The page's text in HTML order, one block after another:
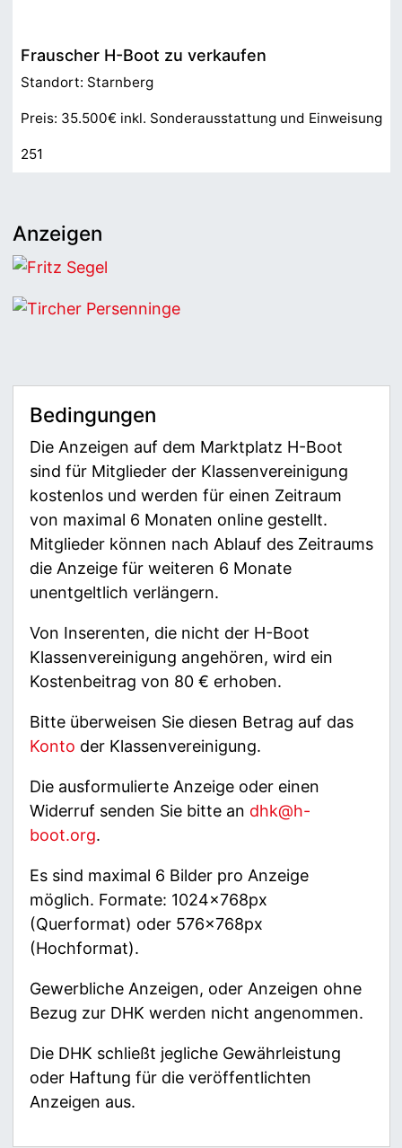
Frauscher H-Boot zu verkaufen
Standort: Starnberg
Preis: 35.500€ inkl. Sonderausstattung und Einweisung
251
Anzeigen
Bedingungen
Die Anzeigen auf dem Marktplatz H-Boot
sind für Mitglieder der Klassenvereinigung
kostenlos und werden für einen Zeitraum
von maximal 6 Monaten online gestellt.
Mitglieder können nach Ablauf des Zeitraums
die Anzeige für weiteren 6 Monate
unentgeltlich verlängern.
Von Inserenten, die nicht der H-Boot
Klassenvereinigung angehören, wird ein
Kostenbeitrag von 80 € erhoben.
Bitte überweisen Sie diesen Betrag auf das
Konto der Klassenvereinigung.
Die ausformulierte Anzeige oder einen
Widerruf senden Sie bitte an dhk@h-
boot.org.
Es sind maximal 6 Bilder pro Anzeige
möglich. Formate: 1024x768px
(Querformat) oder 576x768px
(Hochformat).
Gewerbliche Anzeigen, oder Anzeigen ohne
Bezug zur DHK werden nicht angenommen.
Die DHK schließt jegliche Gewährleistung
oder Haftung für die veröffentlichten
Anzeigen aus.